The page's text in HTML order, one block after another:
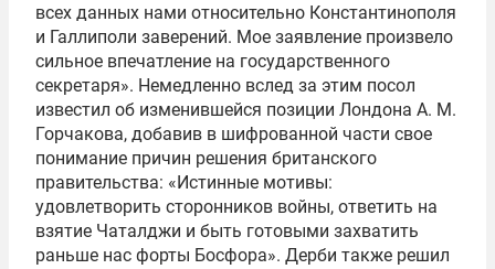
всех данных нами относительно Константинополя
и Галлиполи заверений. Мое заявление произвело
сильное впечатление на государственного
секретаря». Немедленно вслед за этим посол
известил об изменившейся позиции Лондона А. М.
Горчакова, добавив в шифрованной части свое
понимание причин решения британского
правительства: «Истинные мотивы:
удовлетворить сторонников войны, ответить на
взятие Чаталджи и быть готовыми захватить
раньше нас форты Босфора». Дерби также решил